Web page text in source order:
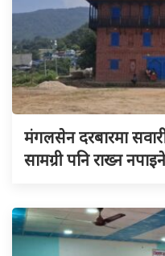
मंगलसेन दरबारमा
सामग्री पनि राख्न नपाइने